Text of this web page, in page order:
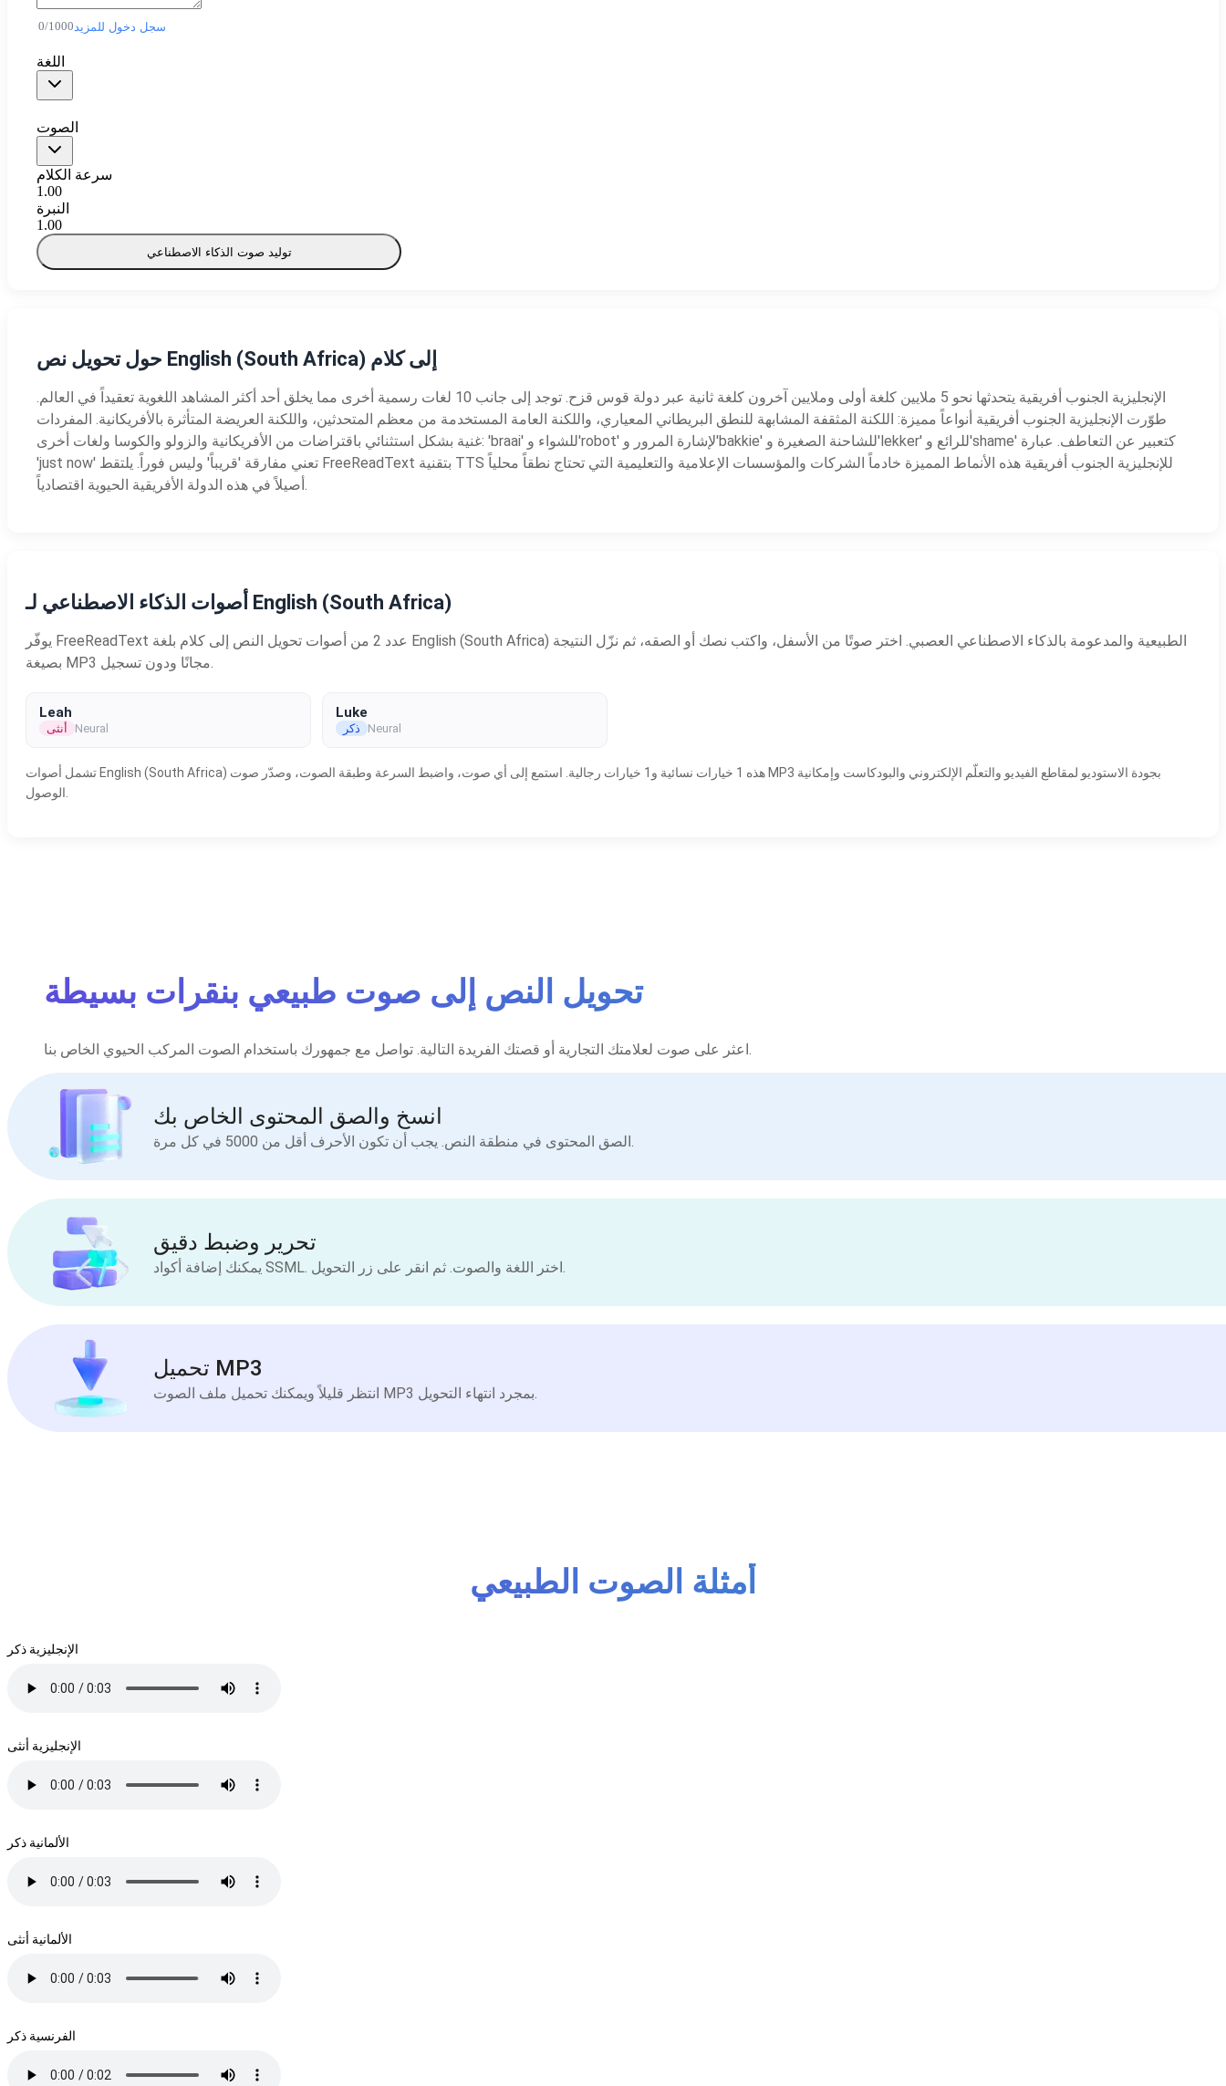
0/1000 سجل دخول للمزيد
اللغة
الصوت
سرعة الكلام
1.00
النبرة
1.00
توليد صوت الذكاء الاصطناعي
حول تحويل نص English (South Africa) إلى كلام
الإنجليزية الجنوب أفريقية يتحدثها نحو 5 ملايين كلغة أولى وملايين آخرون كلغة ثانية عبر دولة قوس قزح. توجد إلى جانب 10 لغات رسمية أخرى مما يخلق أحد أكثر المشاهد اللغوية تعقيداً في العالم.
طوّرت الإنجليزية الجنوب أفريقية أنواعاً مميزة: اللكنة المثقفة المشابهة للنطق البريطاني المعياري، واللكنة العامة المستخدمة من معظم المتحدثين، واللكنة العريضة المتأثرة بالأفريكانية. المفردات
غنية بشكل استثنائي باقتراضات من الأفريكانية والزولو والكوسا ولغات أخرى: 'braai' للشواء و'robot' لإشارة المرور و'bakkie' للشاحنة الصغيرة و'lekker' للرائع و'shame' كتعبير عن التعاطف. عبارة
'just now' تعني مفارقة 'قريباً' وليس فوراً. يلتقط FreeReadText بتقنية TTS للإنجليزية الجنوب أفريقية هذه الأنماط المميزة خادماً الشركات والمؤسسات الإعلامية والتعليمية التي تحتاج نطقاً محلياً
أصيلاً في هذه الدولة الأفريقية الحيوية اقتصادياً.
أصوات الذكاء الاصطناعي لـ English (South Africa)
يوفّر FreeReadText عدد 2 من أصوات تحويل النص إلى كلام بلغة English (South Africa) الطبيعية والمدعومة بالذكاء الاصطناعي العصبي. اختر صوتًا من الأسفل، واكتب نصك أو الصقه، ثم نزّل النتيجة
Leah
أنثى Neural
Luke
ذكر Neural
تشمل أصوات English (South Africa) هذه 1 خيارات نسائية و1 خيارات رجالية. استمع إلى أي صوت، واضبط السرعة وطبقة الصوت، وصدّر صوت MP3 بجودة الاستوديو لمقاطع الفيديو والتعلّم الإلكتروني والبودكاست وإمكانية
تحويل النص إلى صوت طبيعي بنقرات بسيطة
اعثر على صوت لعلامتك التجارية أو قصتك الفريدة التالية. تواصل مع جمهورك باستخدام الصوت المركب الحيوي الخاص بنا.
انسخ والصق المحتوى الخاص بك
الصق المحتوى في منطقة النص. يجب أن تكون الأحرف أقل من 5000 في كل مرة.
تحرير وضبط دقيق
يمكنك إضافة أكواد SSML. اختر اللغة والصوت. ثم انقر على زر التحويل.
تحميل MP3
انتظر قليلاً ويمكنك تحميل ملف الصوت MP3 بمجرد انتهاء التحويل.
أمثلة الصوت الطبيعي
الإنجليزية ذكر
الإنجليزية أنثى
الألمانية ذكر
الألمانية أنثى
الفرنسية ذكر